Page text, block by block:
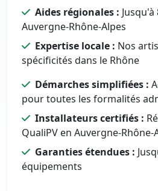
Aides régionales :
Auvergne-Rhône-Alpes
Expertise locale : Nos
spécificités dans le Rhône
Démarches simplifiées :
pour toutes les formalités
Installateurs certifiés :
QualiPV en Auvergne-Rhône-
Garanties étendues :
équipements